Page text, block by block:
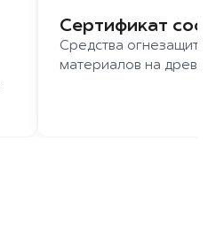
Сертификат
Средства огнезащиты
материалов на